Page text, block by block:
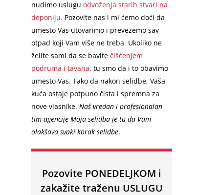
nudimo usluguodvoženja starih stvari na
deponiju. Pozovite nas i mi ćemo doći da
umesto Vas utovarimo i prevezemo sav
otpad koji Vam više ne treba. Ukoliko ne
želite sami da se bavitečišćenjem
podruma i tavana, tu smo da i to obavimo
umesto Vas. Tako da nakon selidbe, Vaša
kuća ostaje potpuno čista i spremna za
nove vlasnike. Naš vredan i profesionalan
tim agencije Moja selidba je tu da Vam
olakšava svaki korak selidbe.
Pozovite PONEDELJKOM i
zakažite traženu USLUGU